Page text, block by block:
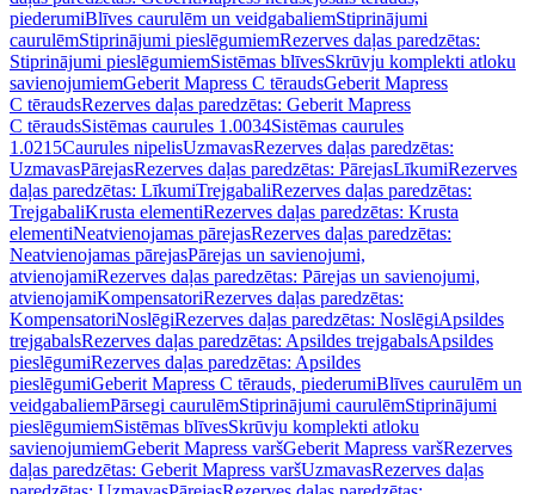
piederumiBlīves caurulēm un veidgabaliemStiprinājumi
caurulēmStiprinājumi pieslēgumiemRezerves daļas paredzētas:
Stiprinājumi pieslēgumiemSistēmas blīvesSkrūvju komplekti atloku
savienojumiemGeberit Mapress C tēraudsGeberit Mapress
C tēraudsRezerves daļas paredzētas: Geberit Mapress
C tēraudsSistēmas caurules 1.0034Sistēmas caurules
1.0215Caurules nipelisUzmavasRezerves daļas paredzētas:
UzmavasPārejasRezerves daļas paredzētas: PārejasLīkumiRezerves
daļas paredzētas: LīkumiTrejgabaliRezerves daļas paredzētas:
TrejgabaliKrusta elementiRezerves daļas paredzētas: Krusta
elementiNeatvienojamas pārejasRezerves daļas paredzētas:
Neatvienojamas pārejasPārejas un savienojumi,
atvienojamiRezerves daļas paredzētas: Pārejas un savienojumi,
atvienojamiKompensatoriRezerves daļas paredzētas:
KompensatoriNoslēgiRezerves daļas paredzētas: NoslēgiApsildes
trejgabalsRezerves daļas paredzētas: Apsildes trejgabalsApsildes
pieslēgumiRezerves daļas paredzētas: Apsildes
pieslēgumiGeberit Mapress C tērauds, piederumiBlīves caurulēm un
veidgabaliemPārsegi caurulēmStiprinājumi caurulēmStiprinājumi
pieslēgumiemSistēmas blīvesSkrūvju komplekti atloku
savienojumiemGeberit Mapress varšGeberit Mapress varšRezerves
daļas paredzētas: Geberit Mapress varšUzmavasRezerves daļas